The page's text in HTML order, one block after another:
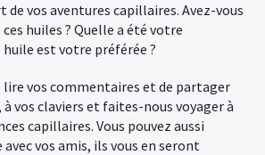
de vos aventures capillaires. Avez-vous
ces huiles ? Quelle a été votre
huile est votre préférée ?
lire vos commentaires et de partager
vos claviers et faites-nous voyager à
capillaires. Vous pouvez aussi
vos amis, ils vous en seront